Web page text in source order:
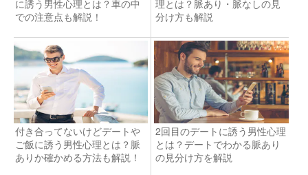
に誘う男性心理とは？車の中
での注意点も解説！
理とは？脈あり・脈なしの見
分け方も解説
付き合ってないけどデートや
ご飯に誘う男性心理とは？脈
ありか確かめる方法も解説！
2回目のデートに誘う男性心理
とは？デートでわかる脈あり
の見分け方を解説